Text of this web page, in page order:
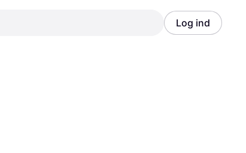
Log ind